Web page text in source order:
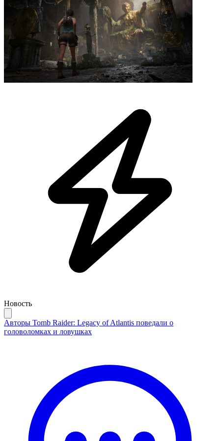
Новость
Авторы Tomb Raider: Legacy of Atlantis поведали о
головоломках и ловушках